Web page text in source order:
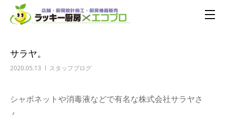
サラヤ。
2020.05.13 スタッフブログ
シャボネットや消毒液などで有名な株式会社サラヤさ